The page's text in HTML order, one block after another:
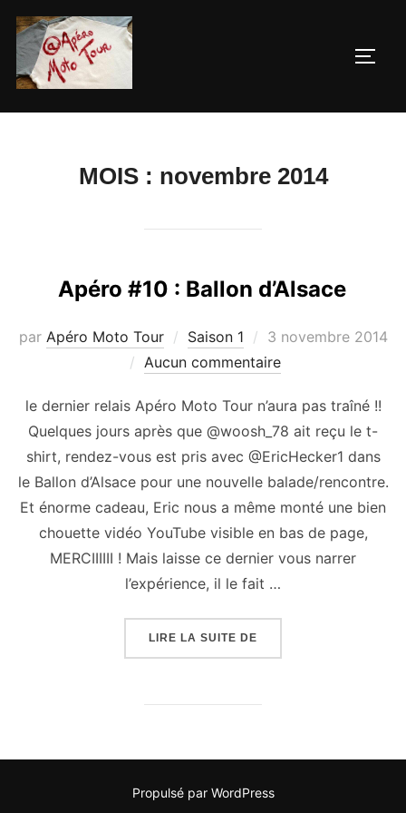
Aller
contenu
MOIS : novembre 2014
Apéro #10 : Ballon d’Alsace
par Apéro Moto Tour Saison 1
Publié
le
3 novembre 2014
Aucun commentaire
le dernier relais Apéro Moto Tour n’aura pas traîné !!
Quelques jours après que @woosh_78 ait reçu le t-
shirt, rendez-vous est pris avec @EricHecker1 dans
le Ballon d’Alsace pour une nouvelle balade/rencontre.
Et énorme cadeau, Eric nous a même monté une bien
chouette vidéo YouTube visible en bas de page,
MERCIIIIII ! Mais laisse ce dernier vous narrer
l’expérience, il le fait …
LIRE LA SUITE DE
Propulsé par WordPress